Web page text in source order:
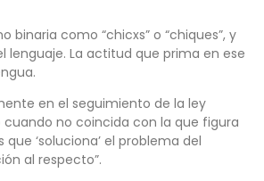
binaria como “chicxs” o “chiques”, y
lenguaje. La actitud que prima en ese
en el seguimiento de la ley
cuando no coincida con la que figura
‘soluciona’ el problema del
al respecto”.